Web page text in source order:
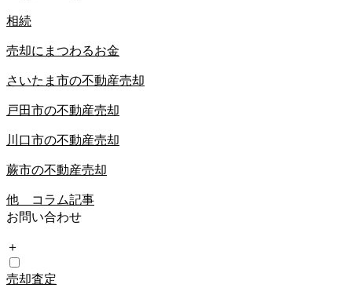
相続
売却にまつわるお金
さいたま市の不動産売却
戸田市の不動産売却
川口市の不動産売却
蕨市の不動産売却
他 コラム記事
お問い合わせ
＋
売却査定